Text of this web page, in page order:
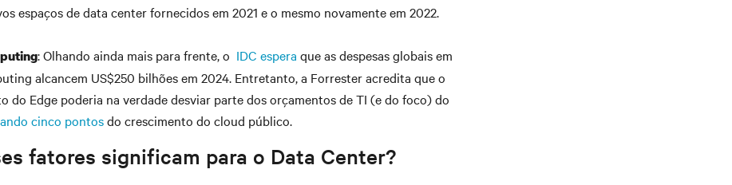
espaços de data center fornecidos em 2021 e o mesmo novamente em 2022.
: Olhando ainda mais para frente, o IDC espera que as despesas globais em
alcancem US$250 bilhões em 2024. Entretanto, a Forrester acredita que o
do Edge poderia na verdade desviar parte dos orçamentos de TI (e do foco) do
cinco pontosdo crescimento do cloud público.
fatores significam para o Data Center?